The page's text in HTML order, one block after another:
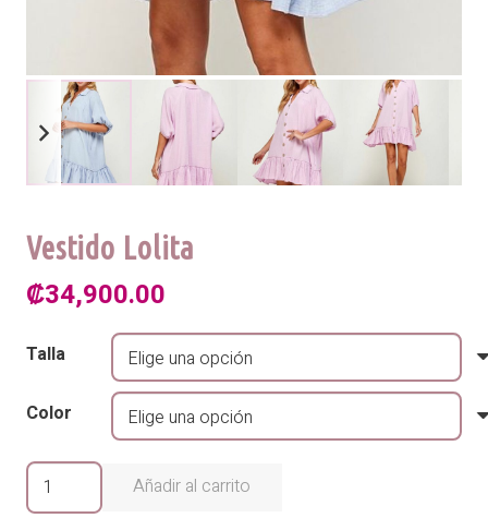
Vestido Lolita
₡34,900.00
Talla
Color
Vestido
Lolita
Añadir al carrito